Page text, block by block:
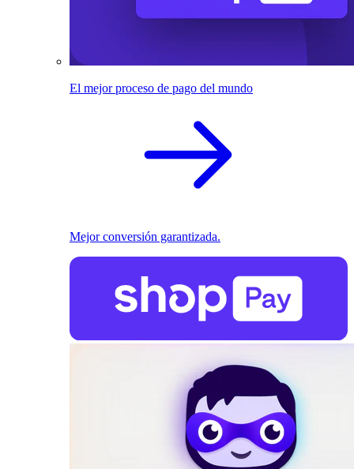
El mejor proceso de pago del mundo
Mejor conversión garantizada.